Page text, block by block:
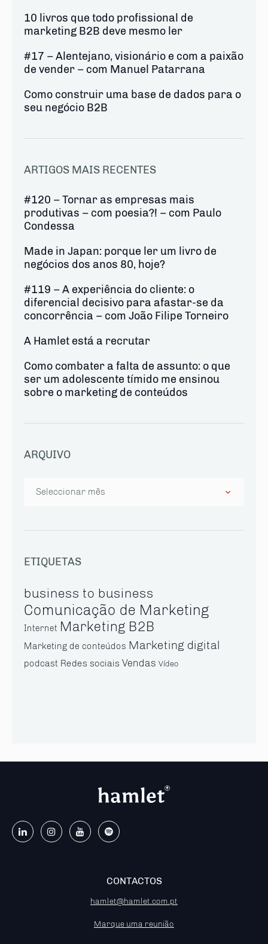
10 livros que todo profissional de
marketing B2B deve mesmo ler
#17 – Alentejano, visionário e com a paixão
de vender – com Manuel Patarrana
Como construir uma base de dados para o
seu negócio B2B
ARTIGOS MAIS RECENTES
#120 – Tornar as empresas mais
produtivas – com poesia?! – com Paulo
Condessa
Made in Japan: porque ler um livro de
negócios dos anos 80, hoje?
#119 – A experiência do cliente: o
diferencial decisivo para afastar-se da
concorrência – com João Filipe Torneiro
A Hamlet está a recrutar
Como combater a falta de assunto: o que
ser um adolescente tímido me ensinou
sobre o marketing de conteúdos
ARQUIVO
ETIQUETAS
business to business
Comunicação de Marketing
Internet Marketing B2B
Marketing de conteúdos Marketing digital
podcast Redes sociais Vendas Vídeo
CONTACTOS
hamlet@hamlet.com.pt
Marque uma reunião